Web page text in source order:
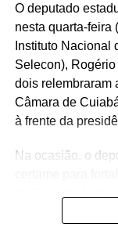
O deputado
nesta quarta-feira
Instituto Nacional
Selecon),
dois relembraram
Câmara de
à frente da
Na ocasião, o